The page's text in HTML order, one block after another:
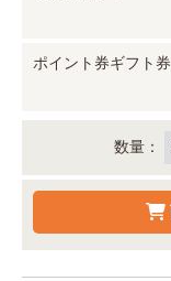
ポイント券ギフト券
数量：